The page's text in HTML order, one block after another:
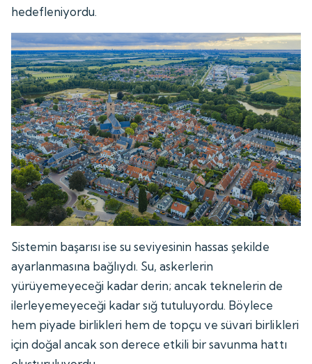
hedefleniyordu.
Sistemin başarısı ise su seviyesinin hassas şekilde
ayarlanmasına bağlıydı. Su, askerlerin
yürüyemeyeceği kadar derin; ancak teknelerin de
ilerleyemeyeceği kadar sığ tutuluyordu. Böylece
hem piyade birlikleri hem de topçu ve süvari birlikleri
için doğal ancak son derece etkili bir savunma hattı